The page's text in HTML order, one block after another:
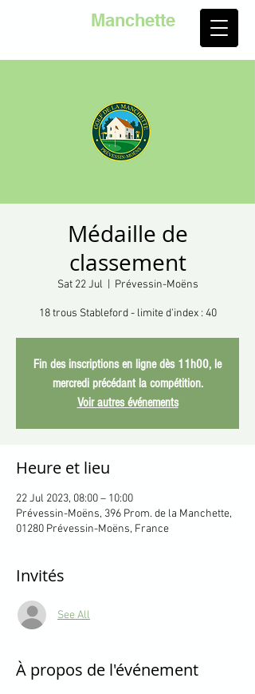
Manchette
Médaille de
classement
Sat 22 Jul Prévessin-Moëns
18 trous Stableford - limite d'index : 40
Fin des inscriptions en ligne dès 11h00, le
mercredi précédant la compétition.
Voir autres événements
Heure et lieu
22 Jul 2023, 08:00 – 10:00
Prévessin-Moëns, 396 Prom. de la Manchette,
01280 Prévessin-Moëns, France
Invités
See All
À propos de l'événement